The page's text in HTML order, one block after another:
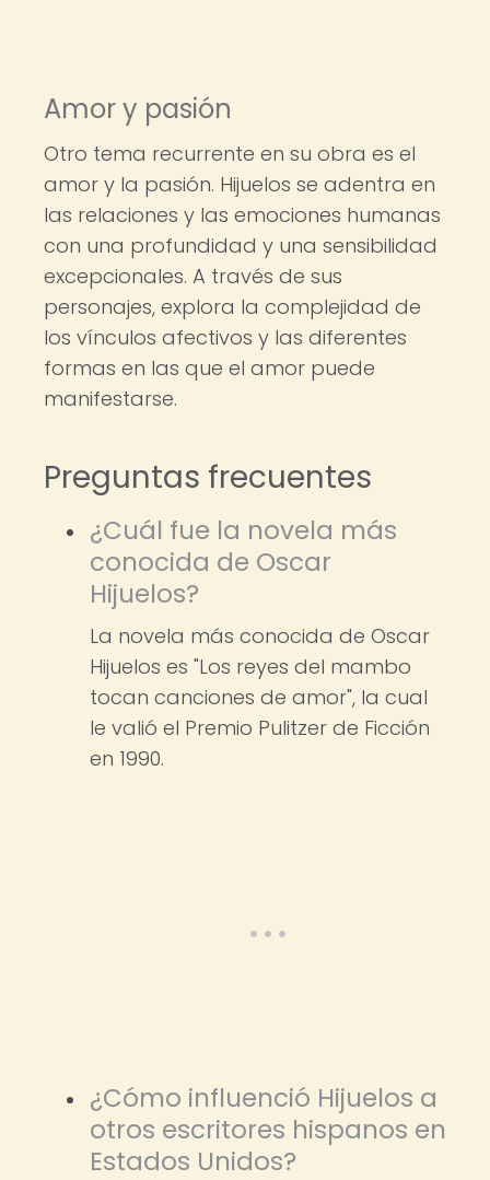
Amor y pasión
Otro tema recurrente en su obra es el
amor y la pasión. Hijuelos se adentra en
las relaciones y las emociones humanas
con una profundidad y una sensibilidad
excepcionales. A través de sus
personajes, explora la complejidad de
los vínculos afectivos y las diferentes
formas en las que el amor puede
manifestarse.
Preguntas frecuentes
¿Cuál fue la novela más
conocida de Oscar
Hijuelos?
La novela más conocida de Oscar
Hijuelos es "Los reyes del mambo
tocan canciones de amor", la cual
le valió el Premio Pulitzer de Ficción
en 1990.
¿Cómo influenció Hijuelos a
otros escritores hispanos en
Estados Unidos?